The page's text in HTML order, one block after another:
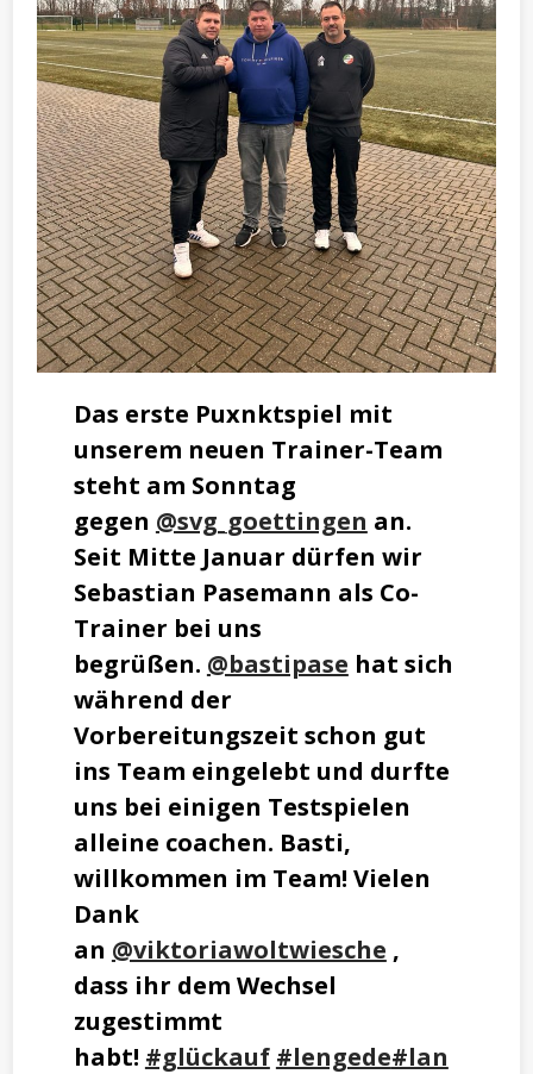
Das erste Puxnktspiel mit
unserem neuen Trainer-Team
steht am Sonntag
gegen @svg_goettingen an.
Seit Mitte Januar dürfen wir
Sebastian Pasemann als Co-
Trainer bei uns
begrüßen. @bastipase hat sich
während der
Vorbereitungszeit schon gut
ins Team eingelebt und durfte
uns bei einigen Testspielen
alleine coachen. Basti,
willkommen im Team! Vielen
Dank
an @viktoriawoltwiesche ,
dass ihr dem Wechsel
zugestimmt
habt! #glückauf #lengede#lan